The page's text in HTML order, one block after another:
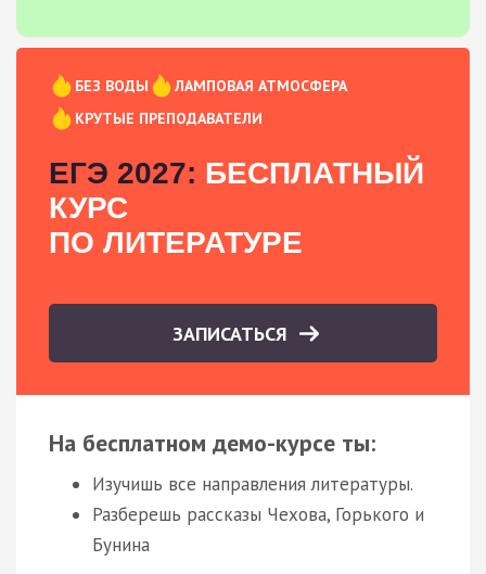
БЕЗ ВОДЫ
ЛАМПОВАЯ АТМОСФЕРА
КРУТЫЕ ПРЕПОДАВАТЕЛИ
ЕГЭ 2027: БЕСПЛАТНЫЙ
КУРС
ПО ЛИТЕРАТУРЕ
ЗАПИСАТЬСЯ
На бесплатном демо-курсе ты:
Изучишь все направления литературы.
Разберешь рассказы Чехова, Горького и
Бунина